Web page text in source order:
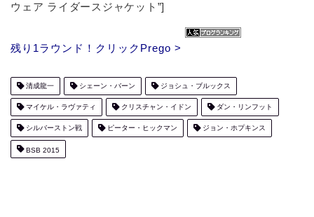
ウェア ライダースジャケット”]
残り1ラウンド！クリックPrego >
清成龍一 シェーン・バーン ジョシュ・ブルックス
マイケル・ラヴァティ クリスチャン・イドン ダン・リンフット
シルバーストン戦 ピーター・ヒックマン ジョン・ホプキンス
BSB 2015